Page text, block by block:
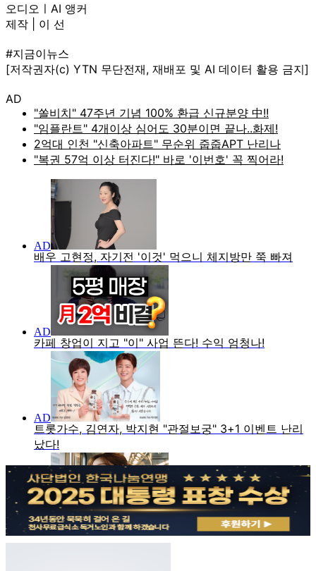
오디오ㅣAI 앵커
제작 | 이 선
#지금이뉴스
[저작권자(c) YTN 무단전재, 재배포 및 AI 데이터 활용 금지]
AD